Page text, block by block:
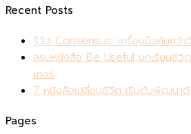
Recent Posts
รีวิว Consensus: เครื่องมือค้นคว้
สรุปหนังสือ Be Useful บทเรียนชีวิต
เกอร์
7 หนังสือเปลี่ยนชีวิต เริ่มต้นพัฒนาตั
Pages